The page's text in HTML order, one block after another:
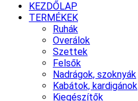
KEZDŐLAP
TERMÉKEK
Ruhák
Overálok
Szettek
Felsők
Nadrágok, szoknyák
Kabátok, kardigánok
Kiegészítők